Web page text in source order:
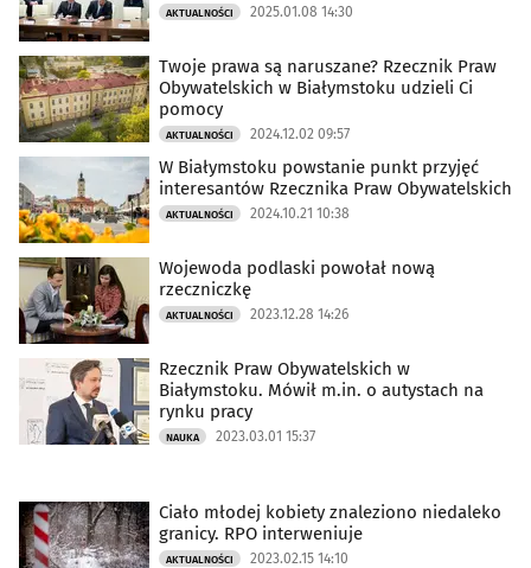
AKTUALNOŚCI 2025.01.08 14:30
Twoje prawa są naruszane? Rzecznik Praw
Obywatelskich w Białymstoku udzieli Ci
pomocy
AKTUALNOŚCI 2024.12.02 09:57
W Białymstoku powstanie punkt przyjęć
interesantów Rzecznika Praw Obywatelskich
AKTUALNOŚCI 2024.10.21 10:38
Wojewoda podlaski powołał nową
rzeczniczkę
AKTUALNOŚCI 2023.12.28 14:26
Rzecznik Praw Obywatelskich w
Białymstoku. Mówił m.in. o autystach na
rynku pracy
NAUKA 2023.03.01 15:37
Ciało młodej kobiety znaleziono niedaleko
granicy. RPO interweniuje
AKTUALNOŚCI 2023.02.15 14:10